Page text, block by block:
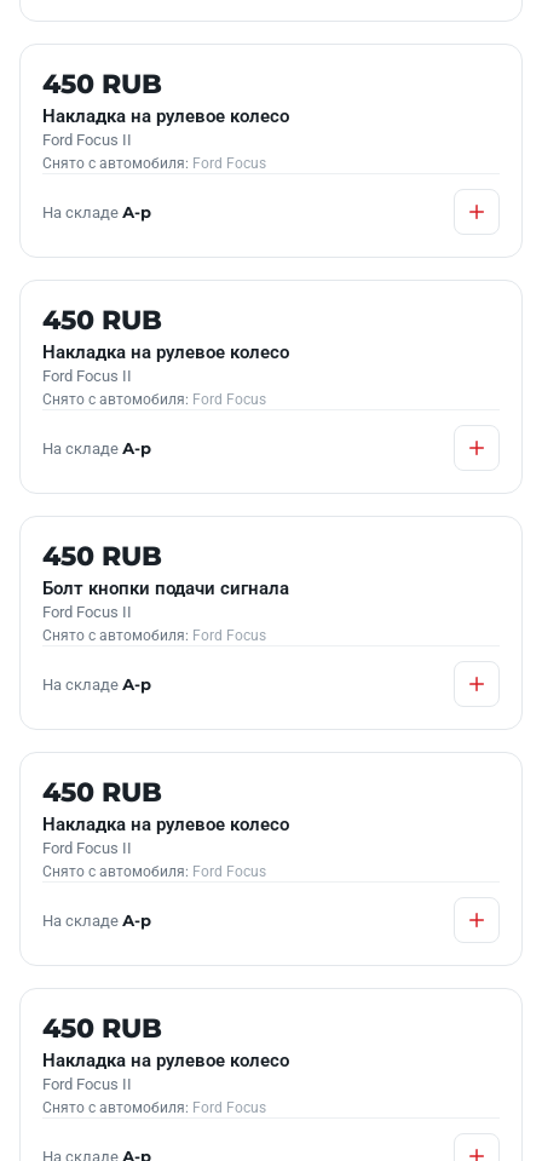
Б/У В НАЛИЧИИ
450 RUB
Накладка на рулевое колесо
Ford Focus II
Снято с автомобиля: Ford Focus
На складе А-р
Б/У В НАЛИЧИИ
450 RUB
Накладка на рулевое колесо
Ford Focus II
Снято с автомобиля: Ford Focus
На складе А-р
Б/У В НАЛИЧИИ
450 RUB
Болт кнопки подачи сигнала
Ford Focus II
Снято с автомобиля: Ford Focus
На складе А-р
Б/У В НАЛИЧИИ
450 RUB
Накладка на рулевое колесо
Ford Focus II
Снято с автомобиля: Ford Focus
На складе А-р
Б/У В НАЛИЧИИ
450 RUB
Накладка на рулевое колесо
Ford Focus II
Снято с автомобиля: Ford Focus
На складе А-р